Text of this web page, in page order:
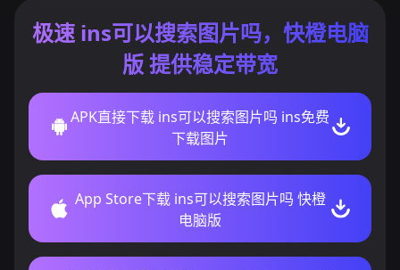
极速 ins可以搜索图片吗，快橙电脑
版 提供稳定带宽
APK直接下载 ins可以搜索图片吗 ins免费
下载图片
App Store下载 ins可以搜索图片吗 快橙
电脑版